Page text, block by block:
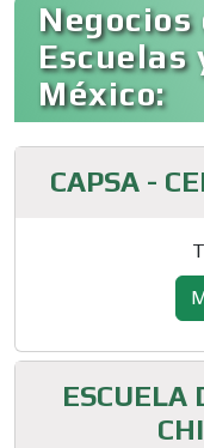
Negocios
Escuelas
México:
CAPSA -
ESCUELA